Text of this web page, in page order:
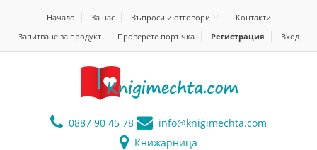
Начало За нас Въпроси и отговори
Контакти
Запитване за продукт
Проверете поръчка Регистрация Вход
0887 90 45 78 info@knigimechta.com
Книжарница